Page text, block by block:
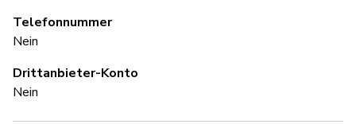
Telefonnummer
Nein
Drittanbieter-Konto
Nein